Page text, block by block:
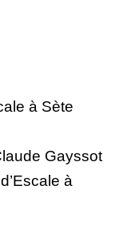
à Sète
Gayssot
à